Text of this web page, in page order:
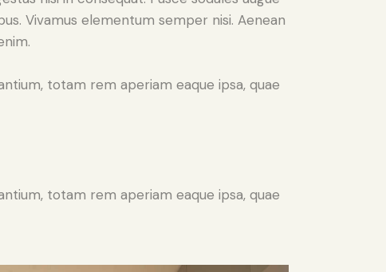
Vivamus elementum semper nisi. Aenean
totam rem aperiam eaque ipsa, quae
totam rem aperiam eaque ipsa, quae